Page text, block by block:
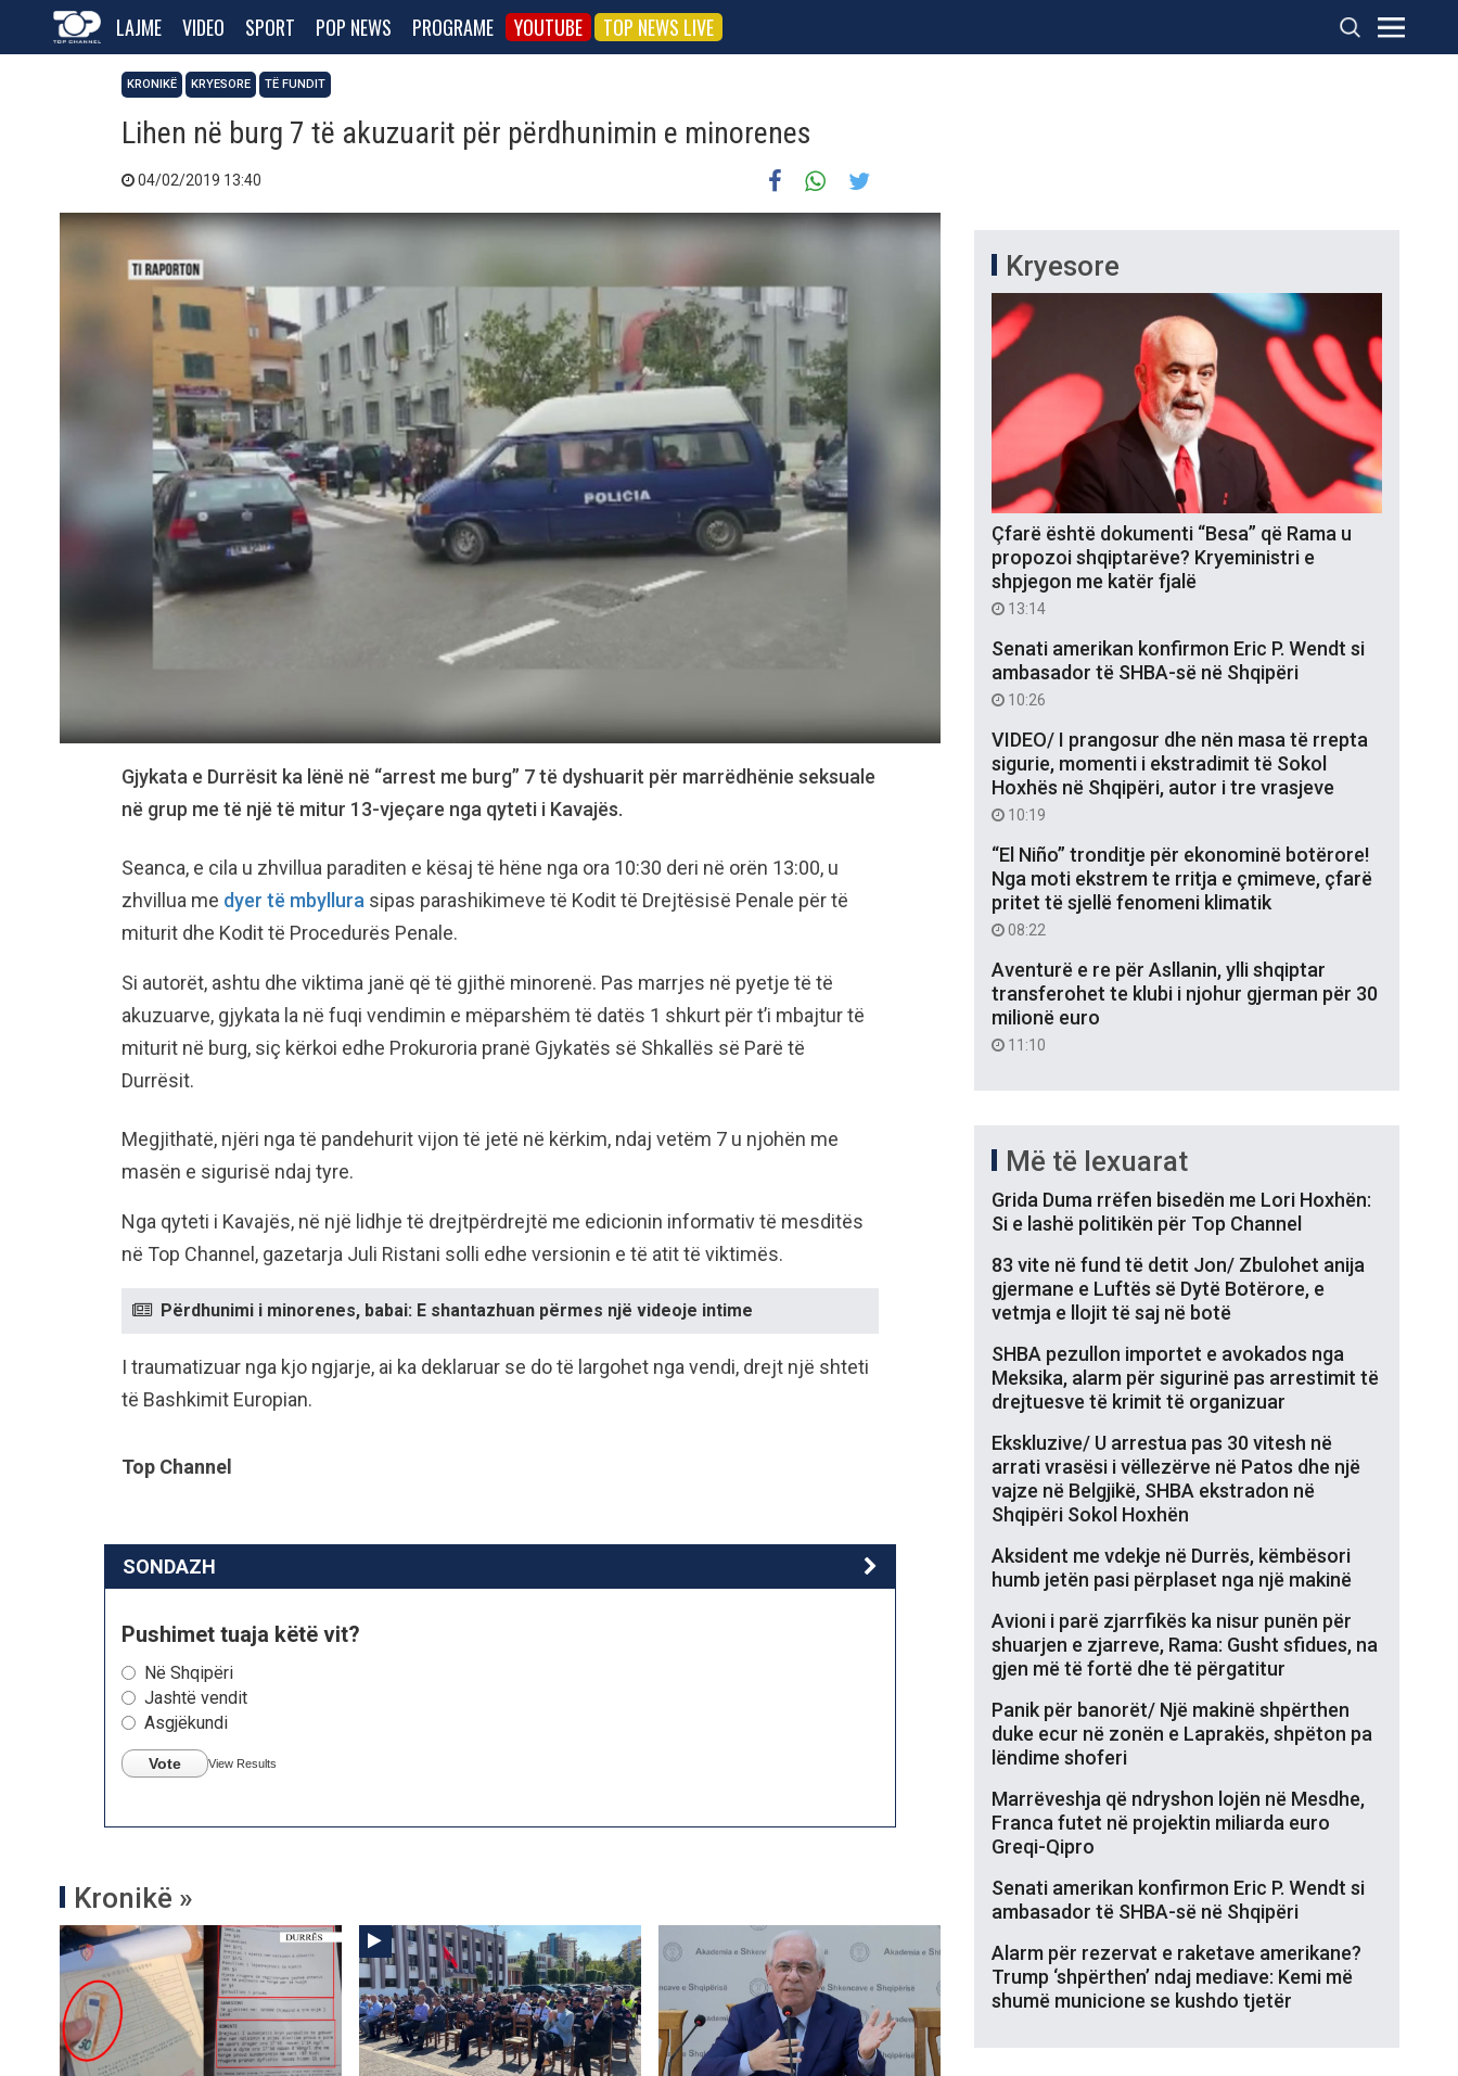
LAJME VIDEO SPORT POP NEWS PROGRAME YOUTUBE TOP NEWS LIVE
KRONIKË KRYESORE TË FUNDIT
Lihen në burg 7 të akuzuarit për përdhunimin e minorenes
04/02/2019 13:40
Gjykata e Durrësit ka lënë në “arrest me burg” 7 të dyshuarit për marrëdhënie seksuale
në grup me të një të mitur 13-vjeçare nga qyteti i Kavajës.
Seanca, e cila u zhvillua paraditen e kësaj të hëne nga ora 10:30 deri në orën 13:00, u
zhvillua me dyer të mbyllura sipas parashikimeve të Kodit të Drejtësisë Penale për të
miturit dhe Kodit të Procedurës Penale.
Si autorët, ashtu dhe viktima janë që të gjithë minorenë. Pas marrjes në pyetje të të
akuzuarve, gjykata la në fuqi vendimin e mëparshëm të datës 1 shkurt për t’i mbajtur të
miturit në burg, siç kërkoi edhe Prokuroria pranë Gjykatës së Shkallës së Parë të
Durrësit.
Megjithatë, njëri nga të pandehurit vijon të jetë në kërkim, ndaj vetëm 7 u njohën me
masën e sigurisë ndaj tyre.
Nga qyteti i Kavajës, në një lidhje të drejtpërdrejtë me edicionin informativ të mesditës
në Top Channel, gazetarja Juli Ristani solli edhe versionin e të atit të viktimës.
Përdhunimi i minorenes, babai: E shantazhuan përmes një videoje intime
I traumatizuar nga kjo ngjarje, ai ka deklaruar se do të largohet nga vendi, drejt një shteti
të Bashkimit Europian.
Top Channel
SONDAZH
Pushimet tuaja këtë vit?
Në Shqipëri
Jashtë vendit
Asgjëkundi
Vote View Results
Kronikë »
Kryesore
Çfarë është dokumenti “Besa” që Rama u
propozoi shqiptarëve? Kryeministri e
shpjegon me katër fjalë
13:14
Senati amerikan konfirmon Eric P. Wendt si
ambasador të SHBA-së në Shqipëri
10:26
VIDEO/ I prangosur dhe nën masa të rrepta
sigurie, momenti i ekstradimit të Sokol
Hoxhës në Shqipëri, autor i tre vrasjeve
10:19
“El Niño” tronditje për ekonominë botërore!
Nga moti ekstrem te rritja e çmimeve, çfarë
pritet të sjellë fenomeni klimatik
08:22
Aventurë e re për Asllanin, ylli shqiptar
transferohet te klubi i njohur gjerman për 30
milionë euro
11:10
Më të lexuarat
Grida Duma rrëfen bisedën me Lori Hoxhën:
Si e lashë politikën për Top Channel
83 vite në fund të detit Jon/ Zbulohet anija
gjermane e Luftës së Dytë Botërore, e
vetmja e llojit të saj në botë
SHBA pezullon importet e avokados nga
Meksika, alarm për sigurinë pas arrestimit të
drejtuesve të krimit të organizuar
Ekskluzive/ U arrestua pas 30 vitesh në
arrati vrasësi i vëllezërve në Patos dhe një
vajze në Belgjikë, SHBA ekstradon në
Shqipëri Sokol Hoxhën
Aksident me vdekje në Durrës, këmbësori
humb jetën pasi përplaset nga një makinë
Avioni i parë zjarrfikës ka nisur punën për
shuarjen e zjarreve, Rama: Gusht sfidues, na
gjen më të fortë dhe të përgatitur
Panik për banorët/ Një makinë shpërthen
duke ecur në zonën e Laprakës, shpëton pa
lëndime shoferi
Marrëveshja që ndryshon lojën në Mesdhe,
Franca futet në projektin miliarda euro
Greqi-Qipro
Senati amerikan konfirmon Eric P. Wendt si
ambasador të SHBA-së në Shqipëri
Alarm për rezervat e raketave amerikane?
Trump ‘shpërthen’ ndaj mediave: Kemi më
shumë municione se kushdo tjetër